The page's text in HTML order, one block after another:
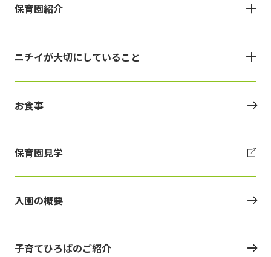
保育園紹介
ニチイが大切にしていること
お食事
保育園見学
入園の概要
子育てひろばのご紹介